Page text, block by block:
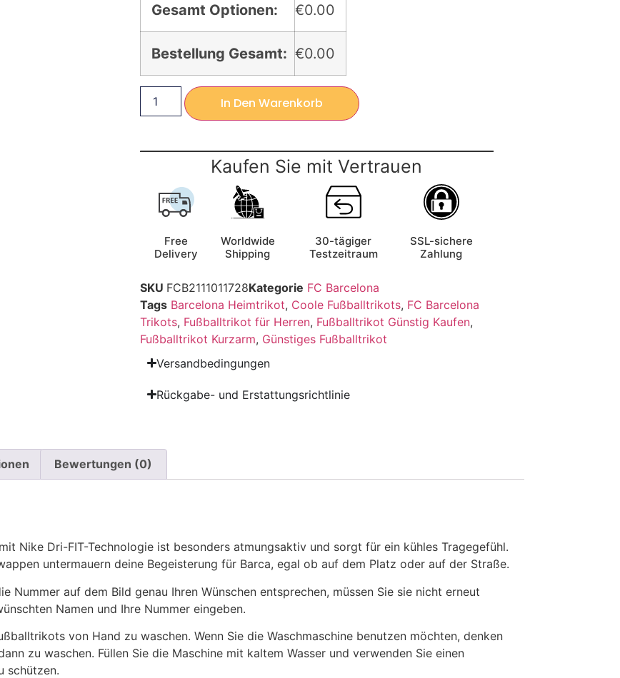
Gesamt Optionen: €0.00
Bestellung Gesamt: €0.00
In Den Warenkorb
Kaufen Sie mit Vertrauen
Free
Delivery
Worldwide
Shipping
30-tägiger
Testzeitraum
SSL-sichere
Zahlung
SKU FCB2111011728Kategorie FC Barcelona
Tags Barcelona Heimtrikot, Coole Fußballtrikots, FC Barcelona
Trikots, Fußballtrikot für Herren, Fußballtrikot Günstig Kaufen,
Fußballtrikot Kurzarm, Günstiges Fußballtrikot
Versandbedingungen
Rückgabe- und Erstattungsrichtlinie
Bewertungen (0)
Nike Dri-FIT-Technologie ist besonders atmungsaktiv und sorgt für ein kühles Tragegefühl.
untermauern deine Begeisterung für Barca, egal ob auf dem Platz oder auf der Straße.
Nummer auf dem Bild genau Ihren Wünschen entsprechen, müssen Sie sie nicht erneut
Namen und Ihre Nummer eingeben.
von Hand zu waschen. Wenn Sie die Waschmaschine benutzen möchten, denken
zu waschen. Füllen Sie die Maschine mit kaltem Wasser und verwenden Sie einen
schützen.